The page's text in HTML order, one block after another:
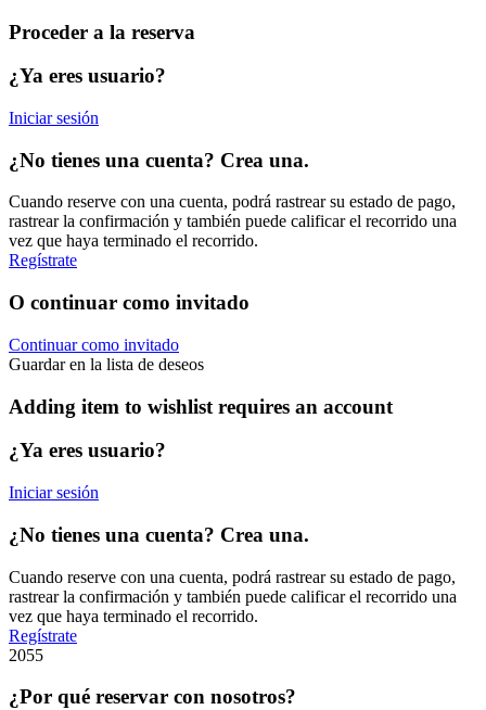
Proceder a la reserva
¿Ya eres usuario?
Iniciar sesión
¿No tienes una cuenta? Crea una.
Cuando reserve con una cuenta, podrá rastrear su estado de pago,
rastrear la confirmación y también puede calificar el recorrido una
vez que haya terminado el recorrido.
Regístrate
O continuar como invitado
Continuar como invitado
Guardar en la lista de deseos
Adding item to wishlist requires an account
¿Ya eres usuario?
Iniciar sesión
¿No tienes una cuenta? Crea una.
Cuando reserve con una cuenta, podrá rastrear su estado de pago,
rastrear la confirmación y también puede calificar el recorrido una
vez que haya terminado el recorrido.
Regístrate
2055
¿Por qué reservar con nosotros?